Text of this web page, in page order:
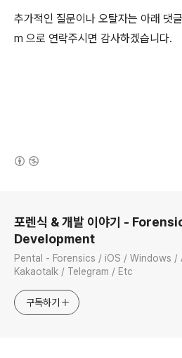
추가적인 질문이나 오탈자는 아래
m 으로 연락주시면 감사하겠습니다.
포렌식 & 개발 이야기 - Forensics &
Development
Pental - Forensics / iOS / Windows /
Kakaotalk / Telegram / Etc
구독하기